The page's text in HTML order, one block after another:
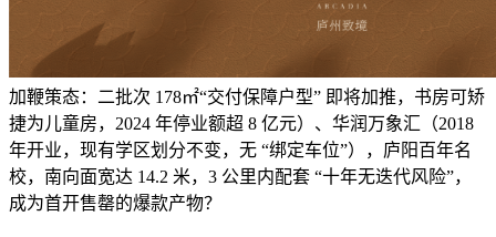
加鞭策态：二批次 178㎡“交付保障户型” 即将加推，书房可矫
捷为儿童房，2024 年停业额超 8 亿元）、华润万象汇（2018
年开业，现有学区划分不变，无 “绑定车位”），庐阳百年名
校，南向面宽达 14.2 米，3 公里内配套 “十年无迭代风险”，
成为首开售罄的爆款产物？